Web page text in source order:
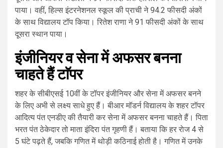
पाया। वहीं, हिल्स इंटरनेशनल स्कूल की प्राची ने 94.2 फीसदी अंकों
के साथ विद्यालय टॉप किया। रितेश राणा ने 91 फीसदी अंकों के साथ
दूसरा स्थान पाया।
इंजीनियर व सेना में अफसर बनना
चाहते हैं टाॅपर
शहर के सीबीएसई 10वीं के टॉपर इंजीनियर और सेना में अफसर बनने
के लिए अभी से लक्ष्य साधे हुए हैं। बीआर मॉडर्न विद्यालय के शहर टॉपर
आदित्य पंत एनडीए की तैयारी कर सेना में अफसर बनना चाहते हैं। पिता
भरत पंत ठेकेदार तो माता इंदिरा पंत गृहणी हैं। बताया कि हर राेज 4 से
5 घंटे पढ़ते हैं, जबकि गणित में थोड़ी कठिनाई होती है। गणित में उनके